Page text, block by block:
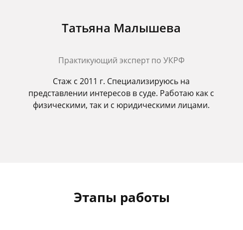
Татьяна Малышева
Практикующий эксперт по УКРФ
Стаж с 2011 г. Специализируюсь на
представлении интересов в суде. Работаю как с
физическими, так и с юридическими лицами.
Этапы работы